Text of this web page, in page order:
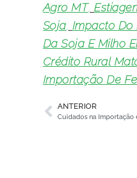
Agro MT,
Soja Impacto Do
Da Soja E Milho
Crédito Rural
Importação De
ANTERIOR